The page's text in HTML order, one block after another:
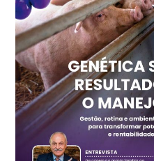
R$ 1.414,20
t
Trigo Atacado - Regional
RS
R$ 1.314,40
t
Ovo Vermelho - Regional
Vermelho
R$ 171,15